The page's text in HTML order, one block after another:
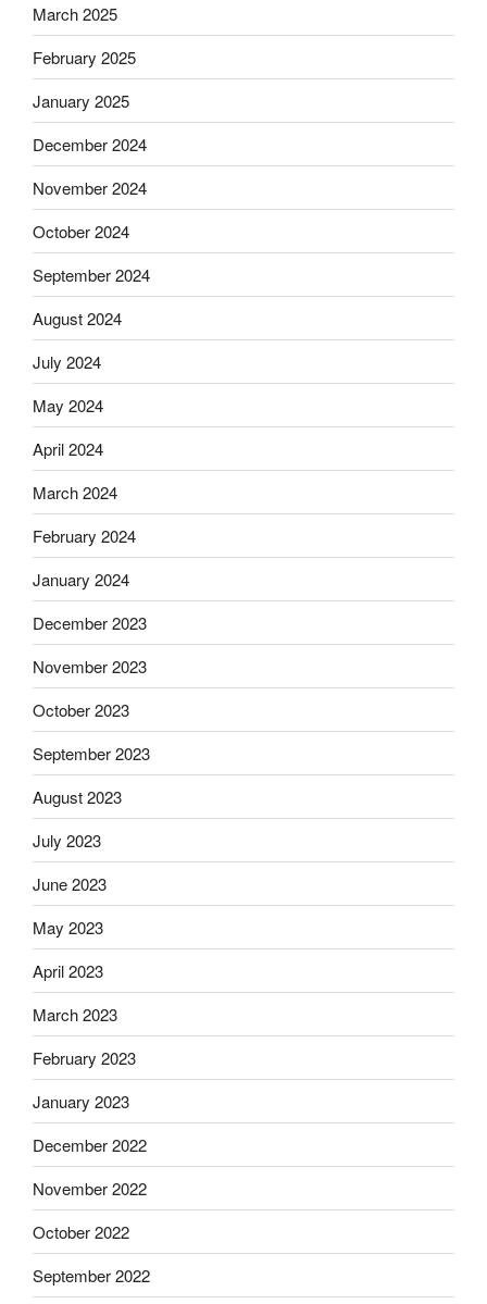
March 2025
February 2025
January 2025
December 2024
November 2024
October 2024
September 2024
August 2024
July 2024
May 2024
April 2024
March 2024
February 2024
January 2024
December 2023
November 2023
October 2023
September 2023
August 2023
July 2023
June 2023
May 2023
April 2023
March 2023
February 2023
January 2023
December 2022
November 2022
October 2022
September 2022